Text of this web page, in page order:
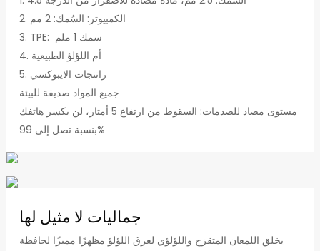
2. الكمبيوتر: السُمك: 2 مم
4. أم اللؤلؤ الطبيعية
مستوى مضاد للصدمات: السقوط من ارتفاع 5 أمتار، لن يكسر هاتفك
بنسبة تصل إلى 99%
جماليات لا مثيل لها
يخلق اللمعان المتقزح واللؤلؤي لعرق اللؤلؤ مظهرًا مميزًا لحافظة